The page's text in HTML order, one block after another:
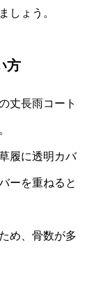
しょう。
方
丈長雨コート
履に透明カバ
ーを重ねると
め、骨数が多